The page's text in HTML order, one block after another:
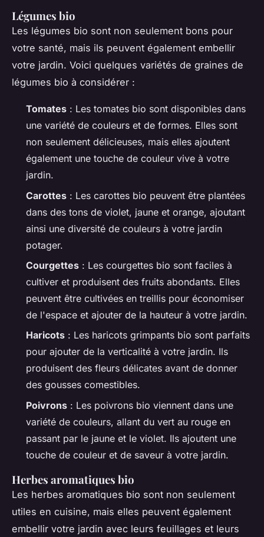
Légumes bio
Les légumes bio sont non seulement bons pour
votre santé, mais ils peuvent également embellir
votre jardin. Voici quelques variétés de graines de
légumes bio à considérer :
Tomates : Les tomates bio sont disponibles dans
une variété de couleurs et de formes. Elles sont
non seulement délicieuses, mais elles ajoutent
également une touche de couleur vive à votre
jardin.
Carottes : Les carottes bio peuvent être plantées
dans des tons de violet, jaune et orange, ajoutant
ainsi une diversité de couleurs à votre jardin
potager.
Courgettes : Les courgettes bio sont faciles à
cultiver et produisent des fruits abondants. Elles
peuvent être cultivées en treillis pour économiser
de l'espace et ajouter de la hauteur à votre jardin.
Haricots : Les haricots grimpants bio sont parfaits
pour ajouter de la verticalité à votre jardin. Ils
produisent des fleurs délicates avant de donner
des gousses comestibles.
Poivrons : Les poivrons bio viennent dans une
variété de couleurs, allant du vert au rouge en
passant par le jaune et le violet. Ils ajoutent une
touche de couleur et de saveur à votre jardin.
Herbes aromatiques bio
Les herbes aromatiques bio sont non seulement
utiles en cuisine, mais elles peuvent également
embellir votre jardin avec leurs feuillages et leurs